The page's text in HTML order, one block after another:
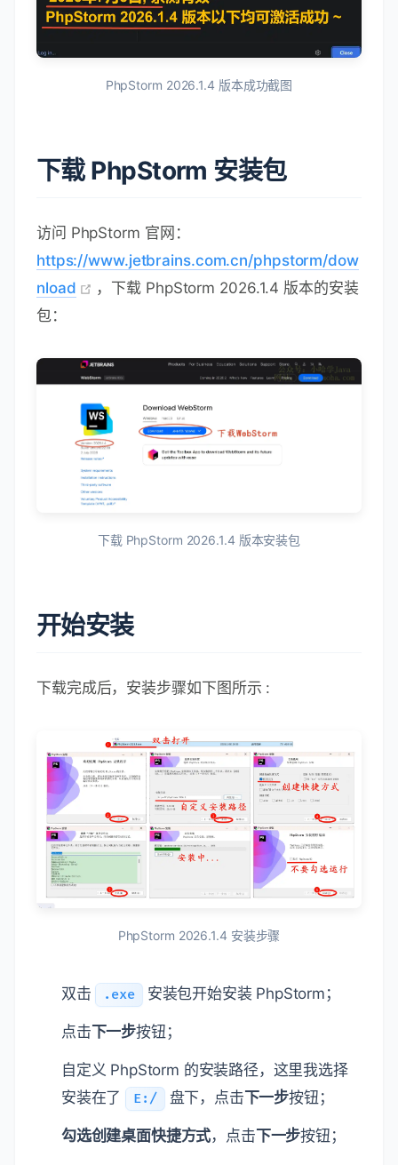
PhpStorm 2026.1.4 版本成功截图
下载 PhpStorm 安装包
访问 PhpStorm 官网：
https://www.jetbrains.com.cn/phpstorm/dow
nload
，下载 PhpStorm 2026.1.4 版本的安装
包：
下载 PhpStorm 2026.1.4 版本安装包
开始安装
下载完成后，安装步骤如下图所示 :
PhpStorm 2026.1.4 安装步骤
双击 .exe 安装包开始安装 PhpStorm；
点击下一步按钮；
自定义 PhpStorm 的安装路径，这里我选择
安装在了
E:/ 盘下，点击下一步按钮；
勾选创建桌面快捷方式，点击下一步按钮；